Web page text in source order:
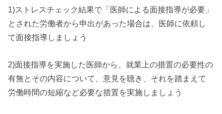
1)ストレスチェック結果で「医師による面接指導が必要」
とされた労働者から申出があった場合は、医師に依頼し
て面接指導しましょう
2)面接指導を実施した医師から、就業上の措置の必要性の
有無とその内容について、意見を聴き、それを踏まえて
労働時間の短縮など必要な措置を実施しましょう